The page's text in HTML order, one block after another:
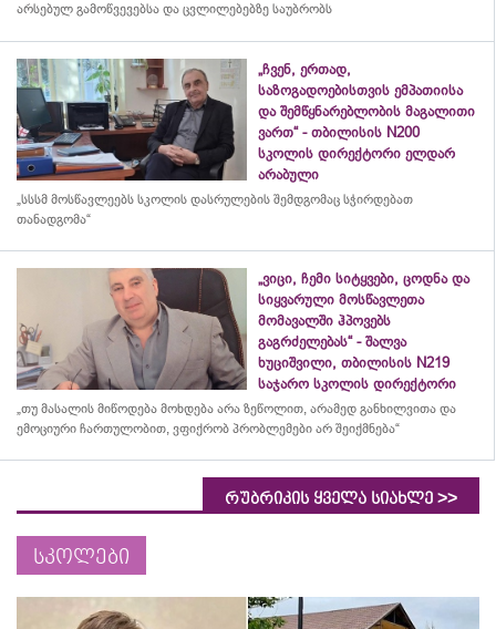
არსებულ გამოწვევებსა და ცვლილებებზე საუბრობს
„ჩვენ, ერთად,
საზოგადოებისთვის ემპათიისა
და შემწყნარებლობის მაგალითი
ვართ“ - თბილისის N200
სკოლის დირექტორი ელდარ
არაბული
„სსსმ მოსწავლეებს სკოლის დასრულების შემდგომაც სჭირდებათ
თანადგომა“
„ვიცი, ჩემი სიტყვები, ცოდნა და
სიყვარული მოსწავლეთა
მომავალში ჰპოვებს
გაგრძელებას“ - შალვა
ხუციშვილი, თბილისის N219
საჯარო სკოლის დირექტორი
„თუ მასალის მიწოდება მოხდება არა ზეწოლით, არამედ განხილვითა და
ემოციური ჩართულობით, ვფიქრობ პრობლემები არ შეიქმნება“
რუბრიკის ყველა სიახლე >>
სკოლები